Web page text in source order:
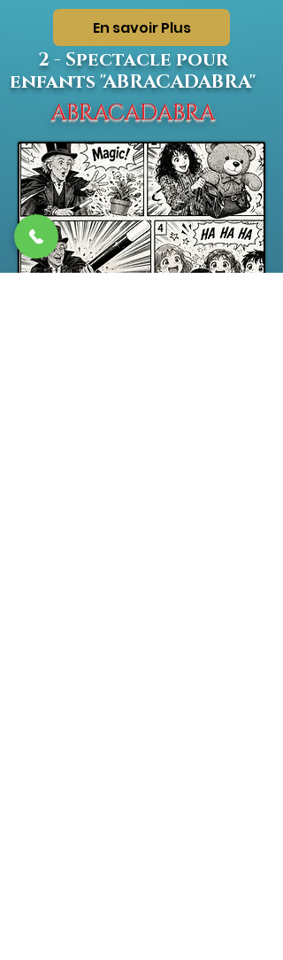
En savoir Plus
2 - Spectacle pour
enfants "ABRACADABRA"
ABRACADABRA